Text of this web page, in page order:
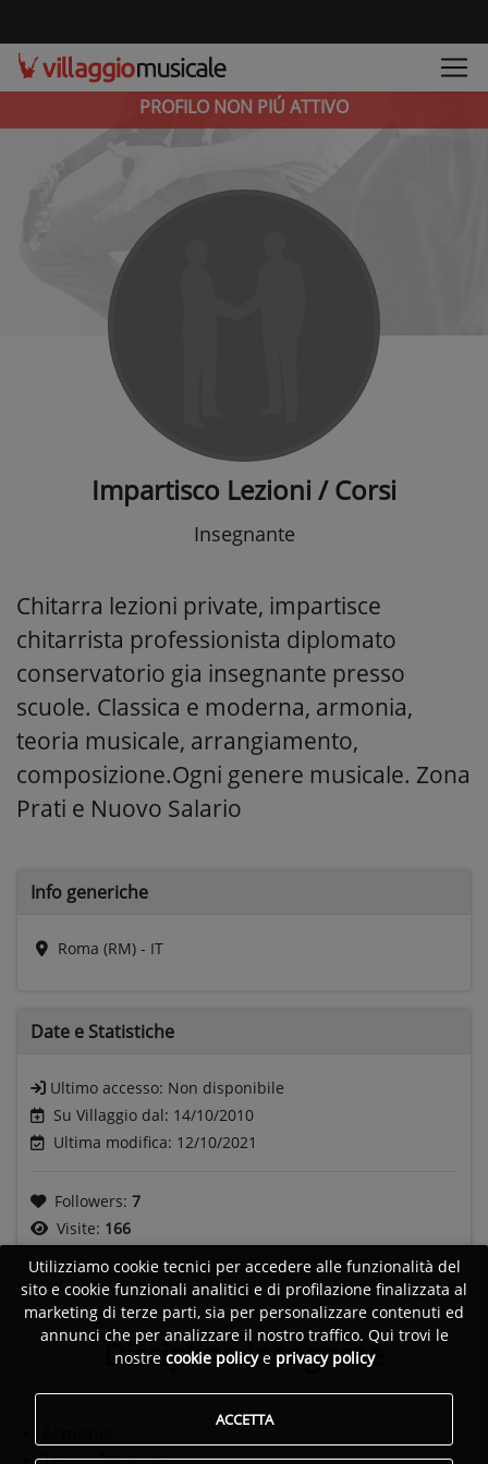
PROFILO NON PIÚ ATTIVO
Impartisco Lezioni / Corsi
Insegnante
Chitarra lezioni private, impartisce
chitarrista professionista diplomato
conservatorio gia insegnante presso
scuole. Classica e moderna, armonia,
teoria musicale, arrangiamento,
composizione.Ogni genere musicale. Zona
Prati e Nuovo Salario
Info generiche
Roma (RM) - IT
Date e Statistiche
Ultimo accesso: Non disponibile
Su Villaggio dal: 14/10/2010
Ultima modifica: 12/10/2021
Followers: 7
Visite: 166
Discipline insegnate
Utilizziamo cookie tecnici per accedere alle funzionalità del
sito e cookie funzionali analitici e di profilazione finalizzata al
marketing di terze parti, sia per personalizzare contenuti ed
annunci che per analizzare il nostro traffico. Qui trovi le
nostre cookie policye privacy policy
ACCETTA